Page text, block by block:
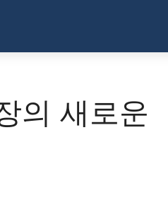
의 새로운